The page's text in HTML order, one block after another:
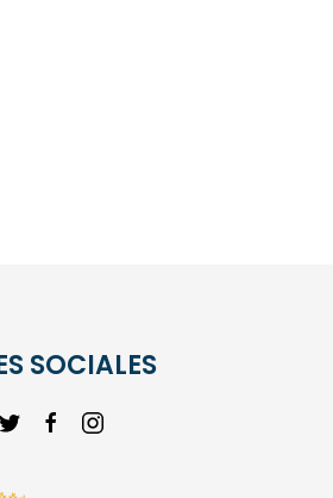
SOCIALES